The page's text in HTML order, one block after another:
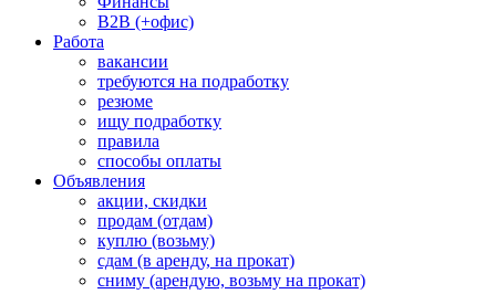
B2B (+офис)
Работа
вакансии
требуются на подработку
резюме
ищу подработку
правила
способы оплаты
Объявления
акции, скидки
продам (отдам)
куплю (возьму)
сдам (в аренду, на прокат)
сниму (арендую, возьму на прокат)